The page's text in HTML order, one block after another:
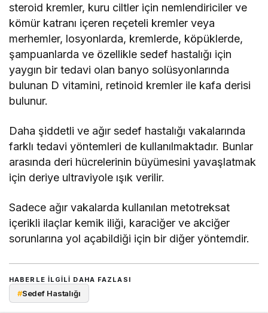
steroid kremler, kuru ciltler için nemlendiriciler ve
kömür katranı içeren reçeteli kremler veya
merhemler, losyonlarda, kremlerde, köpüklerde,
şampuanlarda ve özellikle sedef hastalığı için
yaygın bir tedavi olan banyo solüsyonlarında
bulunan D vitamini, retinoid kremler ile kafa derisi
bulunur.
Daha şiddetli ve ağır sedef hastalığı vakalarında
farklı tedavi yöntemleri de kullanılmaktadır. Bunlar
arasında deri hücrelerinin büyümesini yavaşlatmak
için deriye ultraviyole ışık verilir.
Sadece ağır vakalarda kullanılan metotreksat
içerikli ilaçlar kemik iliği, karaciğer ve akciğer
sorunlarına yol açabildiği için bir diğer yöntemdir.
HABERLE ILGILI DAHA FAZLASI
#Sedef Hastalığı